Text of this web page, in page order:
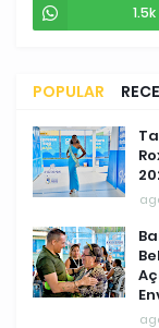
1.5k
POPULAR